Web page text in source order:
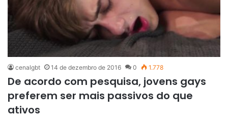
cenalgbt 14 de dezembro de 2016 0 1.778
De acordo com pesquisa, jovens gays
preferem ser mais passivos do que
ativos